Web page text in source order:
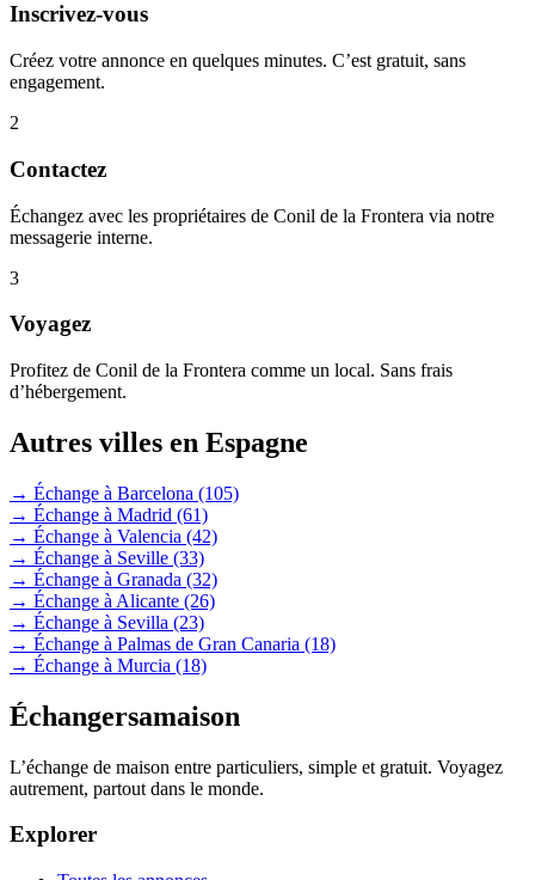
Inscrivez-vous
Créez votre annonce en quelques minutes. C’est gratuit, sans
engagement.
2
Contactez
Échangez avec les propriétaires de Conil de la Frontera via notre
messagerie interne.
3
Voyagez
Profitez de Conil de la Frontera comme un local. Sans frais
d’hébergement.
Autres villes en Espagne
→ Échange à Barcelona (105)
→ Échange à Madrid (61)
→ Échange à Valencia (42)
→ Échange à Seville (33)
→ Échange à Granada (32)
→ Échange à Alicante (26)
→ Échange à Sevilla (23)
→ Échange à Palmas de Gran Canaria (18)
→ Échange à Murcia (18)
Échangersamaison
L’échange de maison entre particuliers, simple et gratuit. Voyagez
autrement, partout dans le monde.
Explorer